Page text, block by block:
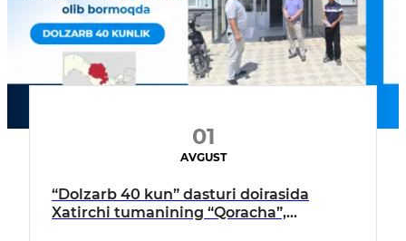
01
AVGUST
“Dolzarb 40 kun” dasturi doirasida
Xatirchi tumanining “Qoracha”,